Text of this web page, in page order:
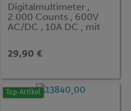
Digitalmultimeter ,
2.000 Counts , 600V
AC/DC , 10A DC , mit
29,90 €
Top-Artikel